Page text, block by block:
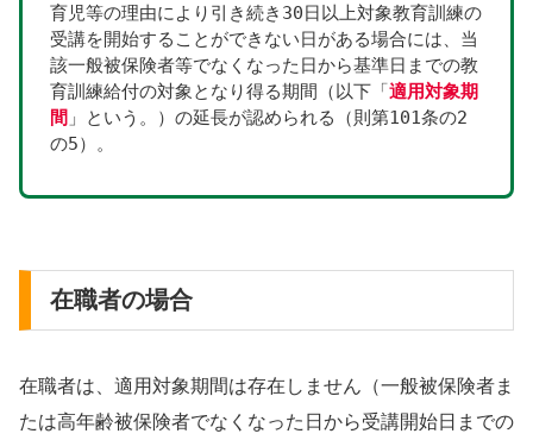
育児等の理由により引き続き30日以上対象教育訓練の
受講を開始することができない日がある場合には、当
該一般被保険者等でなくなった日から基準日までの教
育訓練給付の対象となり得る期間（以下「適用対象期
間 」という。）の延長が認められる（則第101条の2
の5）。
在職者の場合
在職者は、適用対象期間は存在しません（一般被保険者ま
たは高年齢被保険者でなくなった日から受講開始日までの